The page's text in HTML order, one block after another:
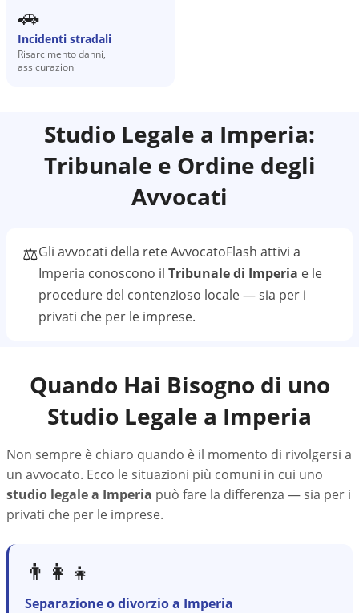
🚗
Incidenti stradali
Risarcimento danni,
assicurazioni
Studio Legale a Imperia:
Tribunale e Ordine degli
Avvocati
⚖️Gli avvocati della rete AvvocatoFlash attivi a
Imperia conoscono il Tribunale di Imperia e le
procedure del contenzioso locale — sia per i
privati che per le imprese.
Quando Hai Bisogno di uno
Studio Legale a Imperia
Non sempre è chiaro quando è il momento di rivolgersi a
un avvocato. Ecco le situazioni più comuni in cui uno
studio legale a Imperia può fare la differenza — sia per i
privati che per le imprese.
👨‍👩‍👧
Separazione o divorzio a Imperia